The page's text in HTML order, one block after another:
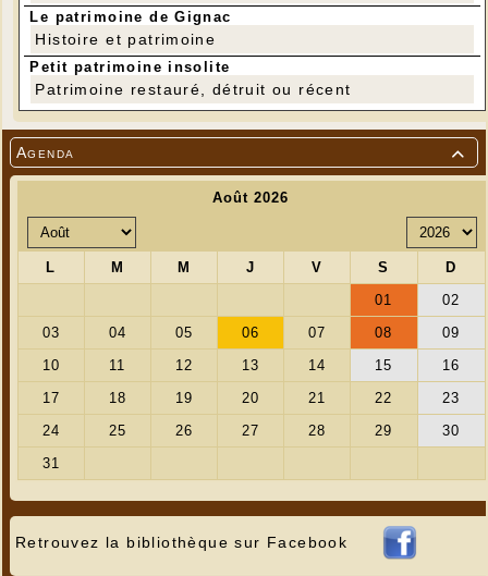

Agenda
Retrouvez la bibliothèque sur Facebook
Le patrimoine de Gignac
Histoire et patrimoine
Petit patrimoine insolite
Patrimoine restauré, détruit ou récent